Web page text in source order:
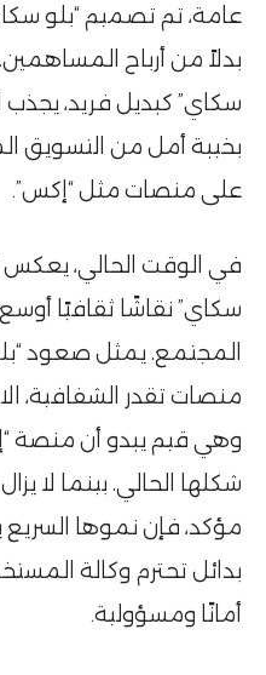
عامة، تم تصميم “بلو
بدلاً من أرباح
سكاي” كبديل فريد،
بخيبة أمل من التسويق
على منصات مثل “إكس”۔
في الوقت الحالي، يعكس
سكاي” نقاشًا ثقافيًا
المجتمع. يمثل صعود
منصات تقدر الشفافية،
وهي قيم يبدو أن منصة
شكلها الحالي. بينما لا
مؤكد، فإن نموها
بدائل تحترم وكالة
أمانًا ومسؤولية۔